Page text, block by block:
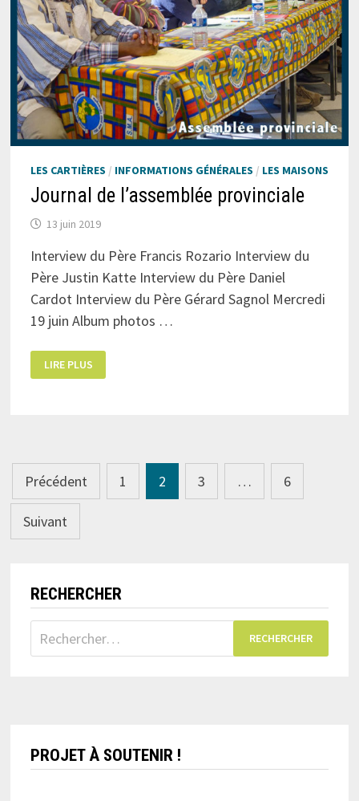
LES CARTIÈRES / INFORMATIONS GÉNÉRALES / LES MAISONS
Journal de l’assemblée provinciale
13 juin 2019
Interview du Père Francis Rozario Interview du
Père Justin Katte Interview du Père Daniel
Cardot Interview du Père Gérard Sagnol Mercredi
19 juin Album photos …
JOURNAL
DE
L’ASSEMBLÉE
LIRE PLUS
Navigation
des
articles
Précédent 1 2 3 … 6
Suivant
RECHERCHER
Rechercher :
PROJET À SOUTENIR !